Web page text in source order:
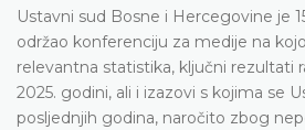
Ustavni sud Bosne i Hercegovine je
održao konferenciju za medije na
relevantna statistika, ključni rezultati
2025. godini, ali i izazovi s kojima se
posljednjih godina, naročito zbog